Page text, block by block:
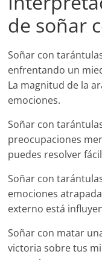
de soñar
Soñar con
enfrentando un
La magnitud de la
emociones.
Soñar con
preocupaciones
puedes resolver
Soñar con
emociones
externo está
Soñar con matar
victoria sobre tus